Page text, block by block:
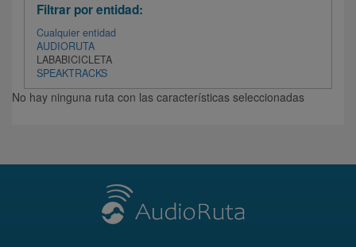
Filtrar por entidad:
Cualquier entidad
AUDIORUTA
LABABICICLETA
SPEAKTRACKS
No hay ninguna ruta con las características seleccionadas